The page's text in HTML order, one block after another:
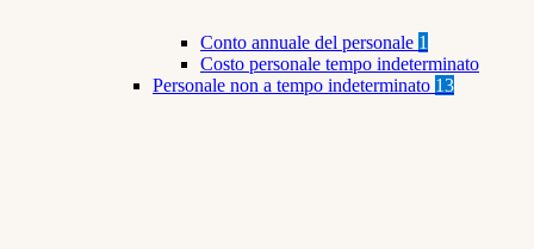
Conto annuale del personale 1
Costo personale tempo indeterminato
Personale non a tempo indeterminato 13